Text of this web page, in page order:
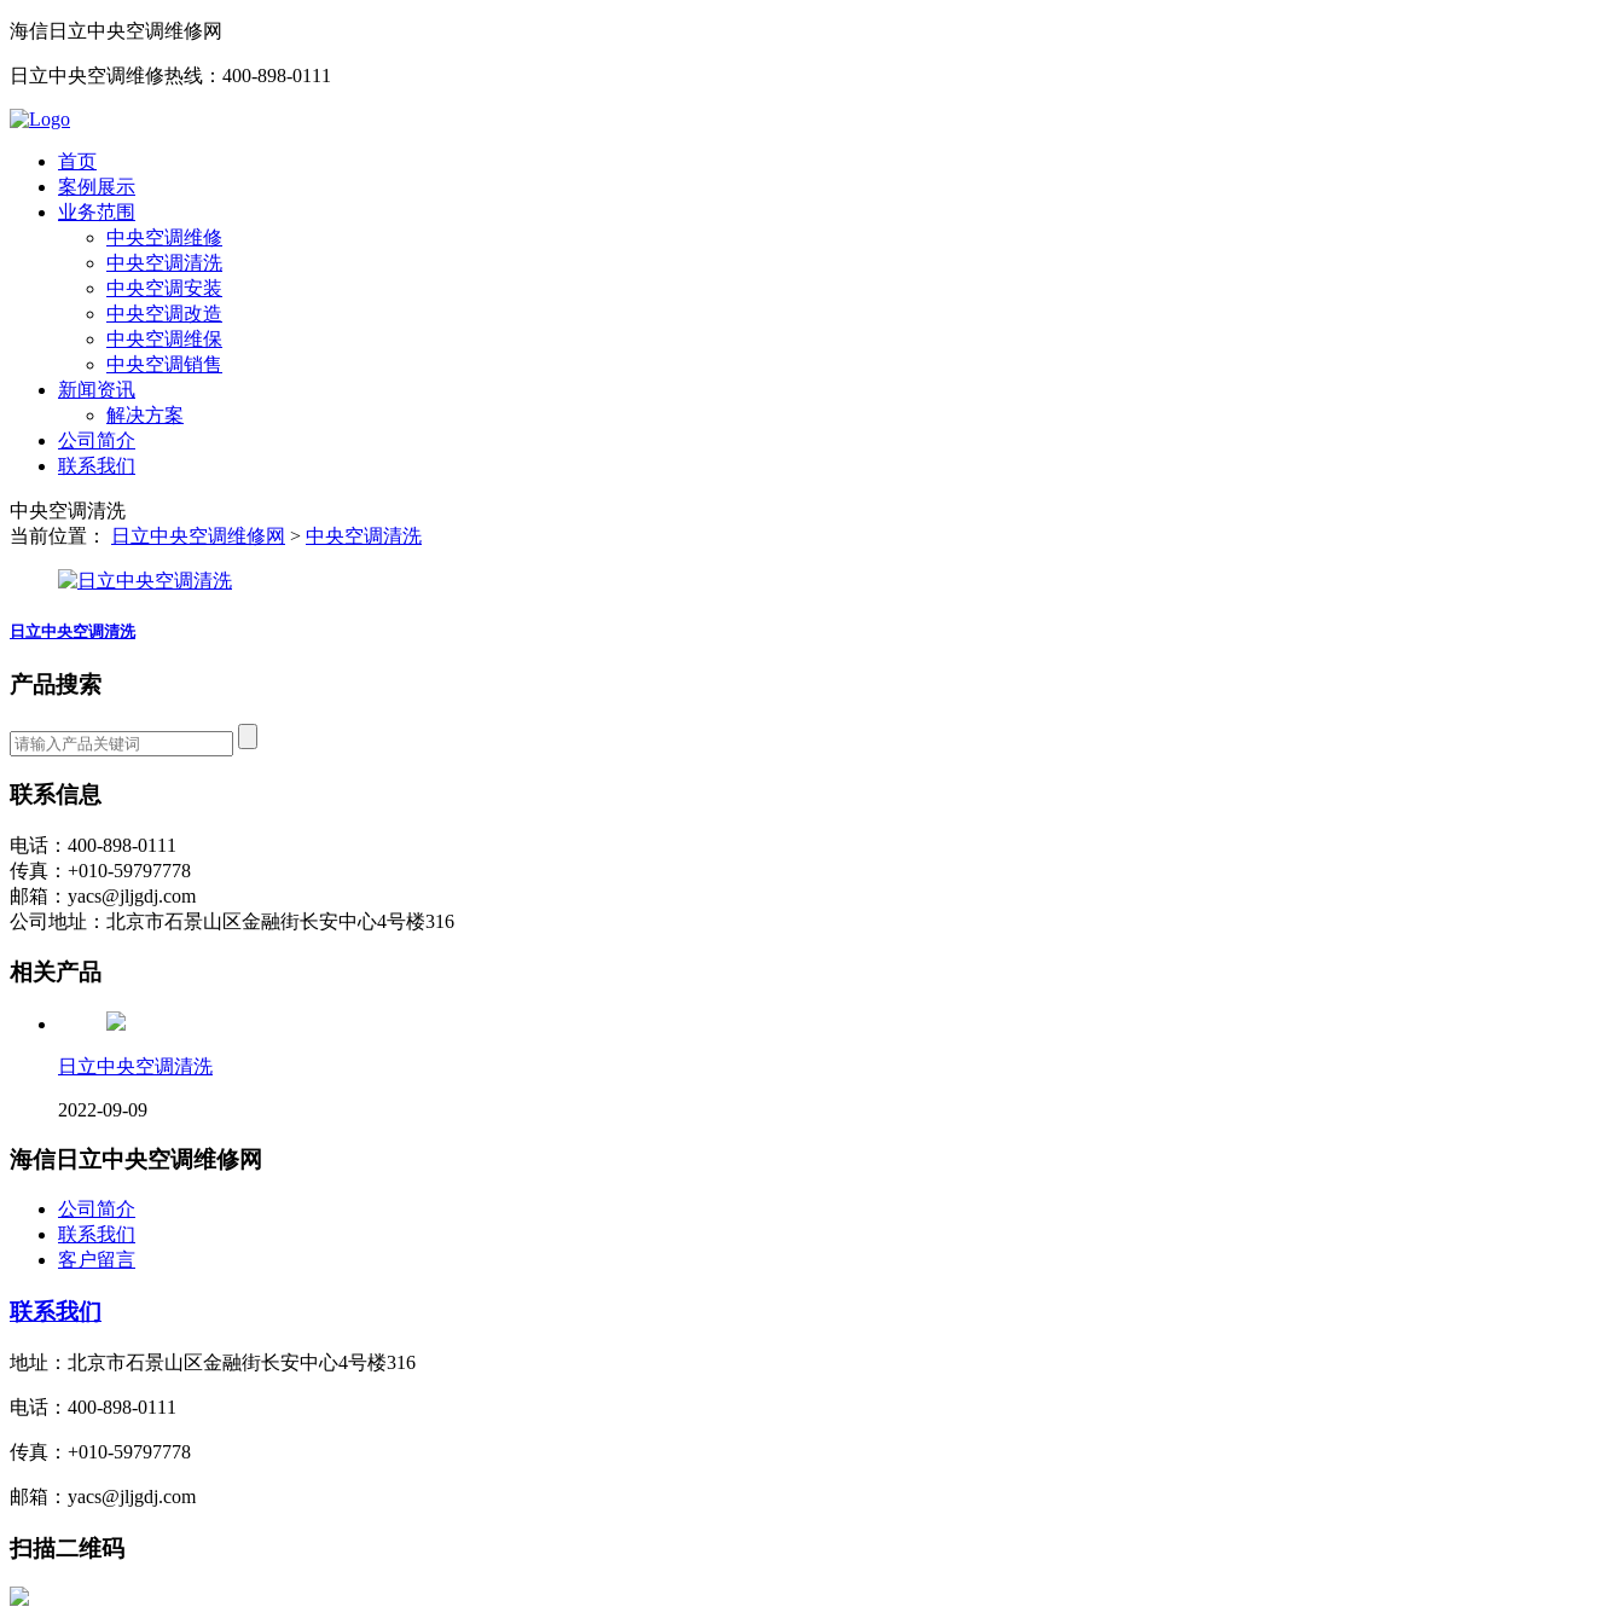
海信日立中央空调维修网
日立中央空调维修热线：400-898-0111
首页
案例展示
业务范围
中央空调维修
中央空调清洗
中央空调安装
中央空调改造
中央空调维保
中央空调销售
新闻资讯
解决方案
公司简介
联系我们
中央空调清洗
当前位置：
日立中央空调维修网 > 中央空调清洗
日立中央空调清洗
产品搜索
联系信息
电话：400-898-0111
传真：+010-59797778
邮箱：yacs@jljgdj.com
公司地址：北京市石景山区金融街长安中心4号楼316
相关产品
日立中央空调清洗
2022-09-09
海信日立中央空调维修网
公司简介
联系我们
客户留言
联系我们
地址：北京市石景山区金融街长安中心4号楼316
电话：400-898-0111
传真：+010-59797778
邮箱：yacs@jljgdj.com
扫描二维码